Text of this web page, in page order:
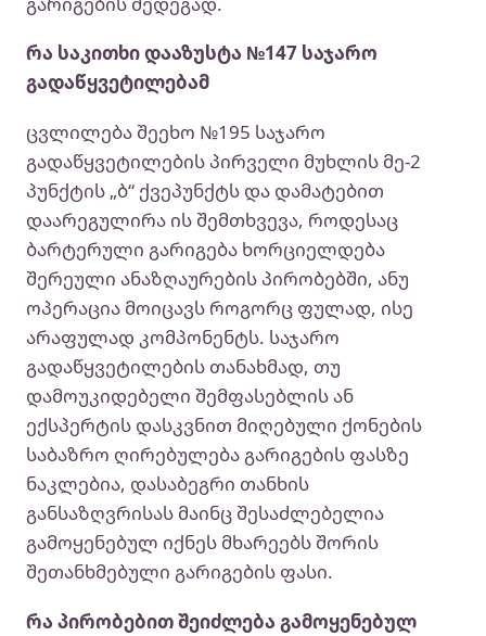
რა საკითხი დააზუსტა №147 საჯარო
გადაწყვეტილებამ
ცვლილება შეეხო №195 საჯარო
გადაწყვეტილების პირველი მუხლის მე-2
პუნქტის „ბ“ ქვეპუნქტს და დამატებით
დაარეგულირა ის შემთხვევა, როდესაც
ბარტერული გარიგება ხორციელდება
შერეული ანაზღაურების პირობებში, ანუ
ოპერაცია მოიცავს როგორც ფულად, ისე
არაფულად კომპონენტს. საჯარო
გადაწყვეტილების თანახმად, თუ
დამოუკიდებელი შემფასებლის ან
ექსპერტის დასკვნით მიღებული ქონების
საბაზრო ღირებულება გარიგების ფასზე
ნაკლებია, დასაბეგრი თანხის
განსაზღვრისას მაინც შესაძლებელია
გამოყენებულ იქნეს მხარეებს შორის
შეთანხმებული გარიგების ფასი.
რა პირობებით შეიძლება გამოყენებულ